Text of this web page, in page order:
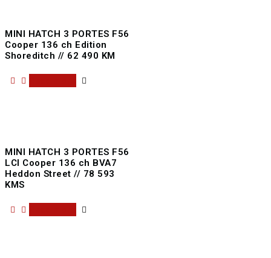
MINI HATCH 3 PORTES F56
Cooper 136 ch Edition
Shoreditch // 62 490 KM
MINI HATCH 3 PORTES F56
LCI Cooper 136 ch BVA7
Heddon Street // 78 593
KMS